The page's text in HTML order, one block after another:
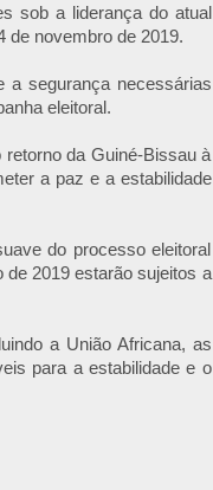
sob a liderança do atual
de novembro de 2019.
segurança necessárias
eleitoral.
da Guiné-Bissau à
a paz e a estabilidade
do processo eleitoral
2019 estarão sujeitos a
a União Africana, as
​​para a estabilidade e o